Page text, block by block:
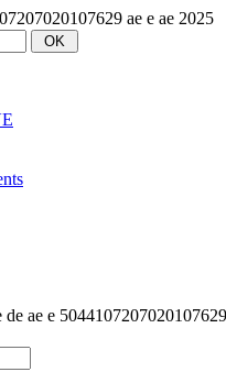
ae e ae 2025
de ae e